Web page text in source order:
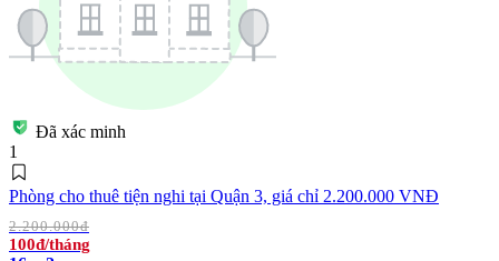
Đã xác minh
1
Phòng cho thuê tiện nghi tại Quận 3, giá chỉ 2.200.000 VNĐ
2.200.000đ
100đ/tháng